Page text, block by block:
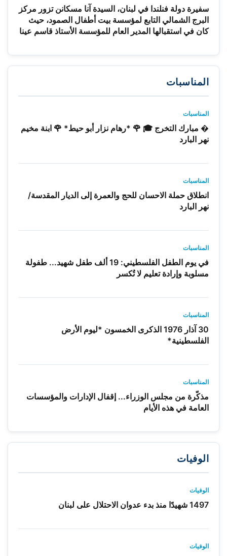
سفيرة دولة فنلندا في لبنان، السيدة آنا مسكانن تزور مركز
البرج الشمالي التابع لمؤسسة بيت أطفال الصمود، حيث
كان في استقبالها المدير العام للمؤسسة الأستاذ قاسم عينا
المناسبات
المناسبات
� مبارك التخرج 🎓 🌹 *رهام نزار أبو حيط* 🌹 ابنة مخيم
نهر البارد
المناسبات
انطلاق حملة الاحسان للحج والعمرة إلى الديار المقدسة/
نهر البارد
المناسبات
في يوم الطفل الفلسطيني: 19 ألف طفل شهيد... طفولة
مسلوبة وإرادة تعليم لا تُكسر
المناسبات
30 آذار 1976 الذكرى الخمسون *ليوم الأرض
الفلسطينية*
المناسبات
مذكّرة من مجلس الوزراء... إقفال الإدارات والمؤسسات
العامة في هذه الأيام
الوفيات
الوفيات
1497 شهيدًا منذ بدء عدوان الاحتلال على لبنان
الوفيات